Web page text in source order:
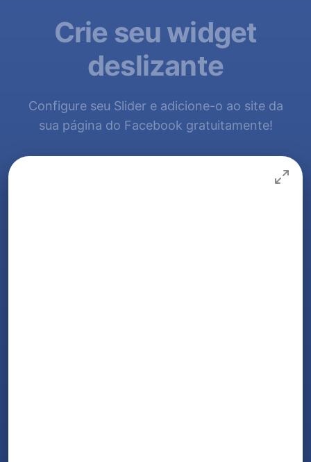
Crie seu widget
deslizante
Configure seu Slider e adicione-o ao site da
sua página do Facebook gratuitamente!